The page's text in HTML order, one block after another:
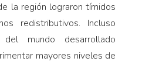
la región lograron tímidos
redistributivos. Incluso
del mundo desarrollado
mayores niveles de